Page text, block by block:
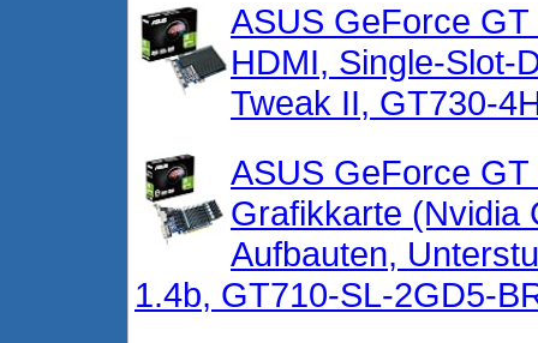
ASUS GeForce
HDMI, Single-Slot-
Tweak II, GT730-
ASUS GeForce
Grafikkarte (Nvidia
Aufbauten,
1.4b, GT710-SL-2GD5-